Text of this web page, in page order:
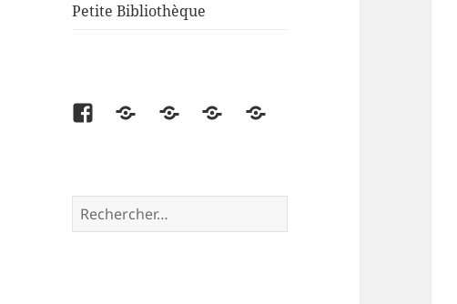
Petite Bibliothèque
FacebookPartenaire
Liens CartesPetite
Rechercher :